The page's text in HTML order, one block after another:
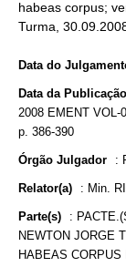
habeas corpus;
Turma,
Data do
Data da Publicação
2008 EMENT VOL-
p. 386-390
Órgão Julgador :
Relator(a) : Min.
Parte(s) :
NEWTON JORGE
HABEAS